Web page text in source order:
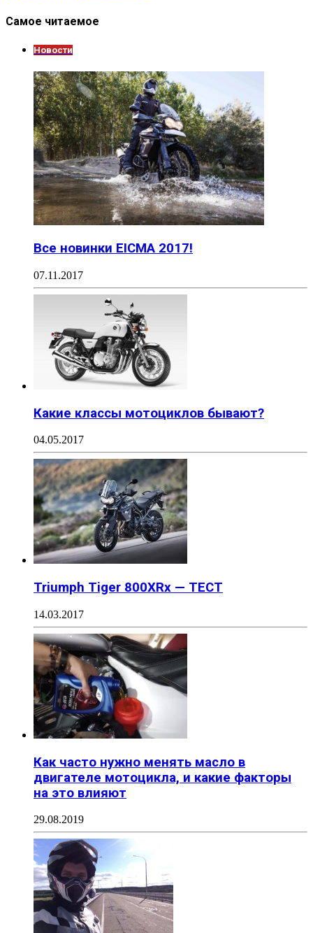
Самое читаемое
Новости
Все новинки EICMA 2017!
07.11.2017
Какие классы мотоциклов бывают?
04.05.2017
Triumph Tiger 800XRx — ТЕСТ
14.03.2017
Как часто нужно менять масло в
двигателе мотоцикла, и какие факторы
на это влияют
29.08.2019